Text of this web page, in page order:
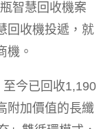
智慧回收機案
回收機投遞，就
機。
今已回收1,190
附加價值的長纖